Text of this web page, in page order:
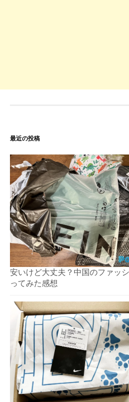
最近の投稿
安いけど大丈夫？中国のファッ
ってみた感想